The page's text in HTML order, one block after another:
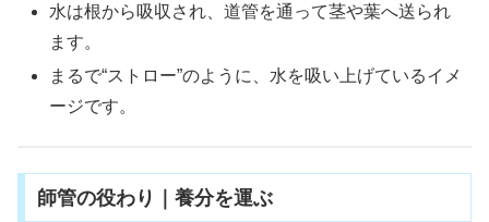
水は根から吸収され、道管を通って茎や葉へ送られ
ます。
まるで“ストロー”のように、水を吸い上げているイメ
ージです。
師管の役わり｜養分を運ぶ